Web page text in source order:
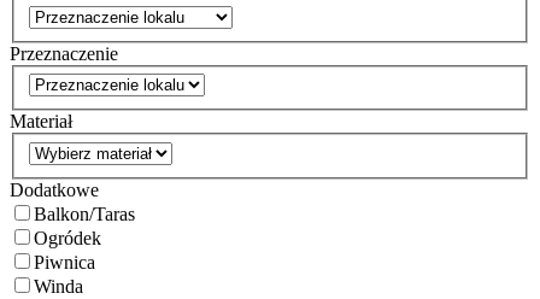
Przeznaczenie
Materiał
Dodatkowe
Balkon/Taras
Ogródek
Piwnica
Winda